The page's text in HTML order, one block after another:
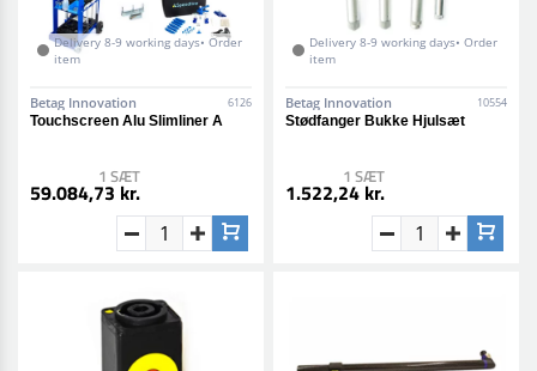
Delivery 8-9 working days• Order
item
Betag Innovation 6126
Touchscreen Alu Slimliner A
1 SÆT
59.084,73 kr.
Delivery 8-9 working days• Order
item
Betag Innovation 10554
Stødfanger Bukke Hjulsæt
1 SÆT
1.522,24 kr.